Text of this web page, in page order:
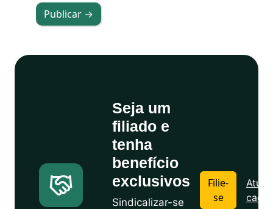
Publicar →
Seja um
filiado e
tenha
benefício
exclusivos
Sindicalizar-se
Filie-
se